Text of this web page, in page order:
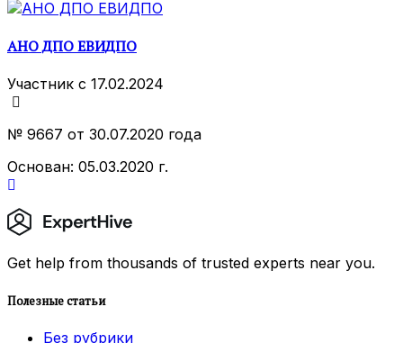
АНО ДПО ЕВИДПО
Участник с 17.02.2024
№ 9667 от 30.07.2020 года
Основан: 05.03.2020 г.
Get help from thousands of trusted experts near you.
Полезные статьи
Без рубрики